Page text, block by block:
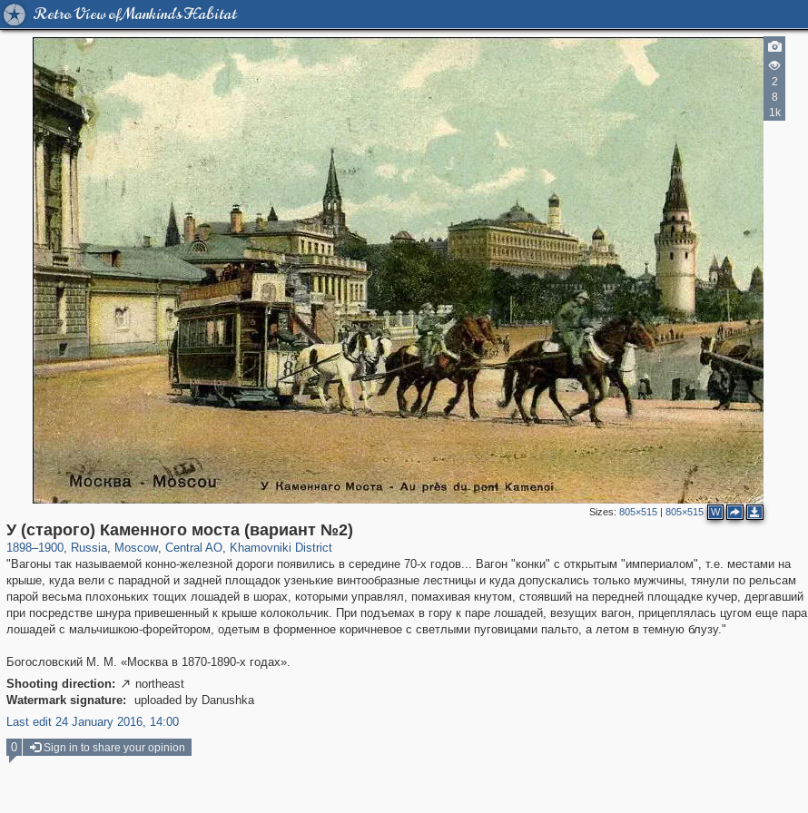
Retro View of Mankind's Habitat
2
8
1k
Sizes:805×515 |805×515 W
У (старого) Каменного моста (вариант №2)
1898–1900, Russia
1,407,363 29,248
, Moscow
319,882 8,286
, Central AO
160,021 5,916
, Khamovniki District
19,395 722
"Вагоны так называемой конно-железной дороги появились в середине 70-х годов... Вагон "конки" с открытым "империалом", т.е. местами на
крыше, куда вели с парадной и задней площадок узенькие винтообразные лестницы и куда допускались только мужчины, тянули по рельсам
парой весьма плохоньких тощих лошадей в шорах, которыми управлял, помахивая кнутом, стоявший на передней площадке кучер, дергавший
при посредстве шнура привешенный к крыше колокольчик. При подъемах в гору к паре лошадей, везущих вагон, прицеплялась цугом еще пара
лошадей с мальчишкою-форейтором, одетым в форменное коричневое с светлыми пуговицами пальто, а летом в темную блузу."
Богословский М. М. «Москва в 1870-1890-х годах».
Shooting direction:  northeast
Watermark signature:
uploaded by Danushka
Last edit 24 January 2016, 14:00
3
2
0 Sign in to share your opinion